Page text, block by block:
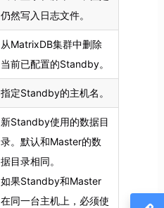
仍然写入日志文件。
从MatrixDB集群中删除
当前已配置的Standby。
指定Standby的主机名。
新Standby使用的数据目
录。默认和Master的数
据目录相同。
如果Standby和Master
在同一台主机上，必须使